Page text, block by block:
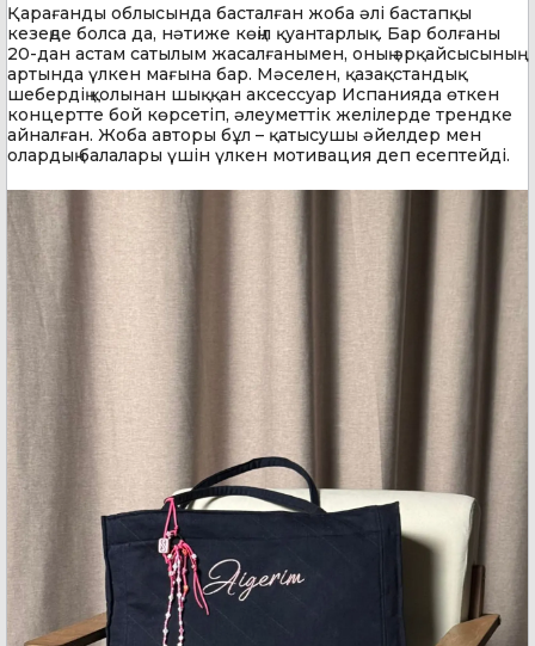
Қарағанды облысында басталған жоба әлі бастапқы
кезеңде болса да, нәтиже көңіл қуантарлық. Бар болғаны
20-дан астам сатылым жасалғанымен, оның әрқайсысының
артында үлкен мағына бар. Мәселен, қазақстандық
шебердің қолынан шыққан аксессуар Испанияда өткен
концертте бой көрсетіп, әлеуметтік желілерде трендке
айналған. Жоба авторы бұл – қатысушы әйелдер мен
олардың балалары үшін үлкен мотивация деп есептейді.